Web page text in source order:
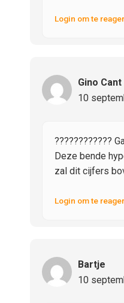
Login om te
Gino Cant
10
????????????
Deze bende
zal dit cijfers
Login om te
Bartje
10